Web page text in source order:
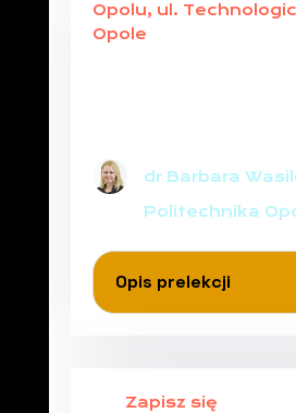
Opolu, ul.
Opole
dr Barbara
Politechnika
Opis prelekcji
Zapisz się